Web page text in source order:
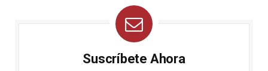
Suscríbete Ahora